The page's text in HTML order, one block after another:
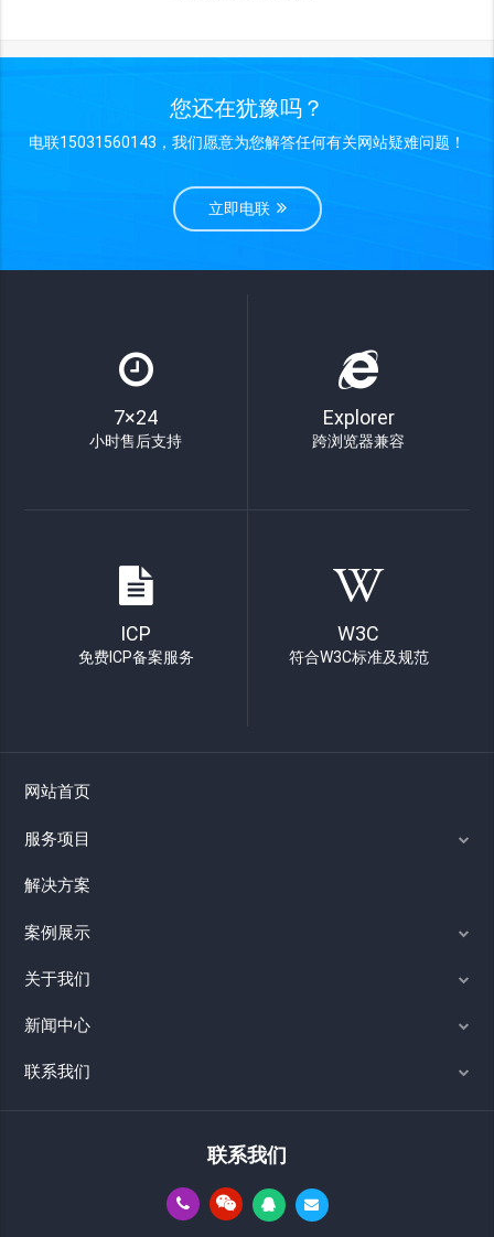
您还在犹豫吗？
电联15031560143，我们愿意为您解答任何有关网站疑难问题！
立即电联
7×24
小时售后支持
Explorer
跨浏览器兼容
ICP
免费ICP备案服务
W3C
符合W3C标准及规范
网站首页
服务项目
解决方案
案例展示
关于我们
新闻中心
联系我们
联系我们